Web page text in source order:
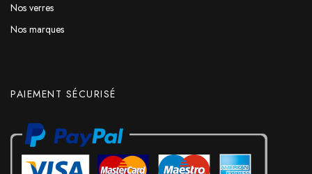
Nos verres
Nos marques
PAIEMENT SÉCURISÉ